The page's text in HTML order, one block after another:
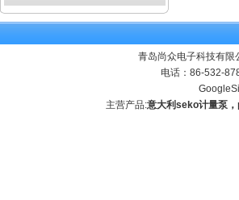
青岛尚众电子科技有限
电话：86-532-
主营产品:意大利seko计量泵